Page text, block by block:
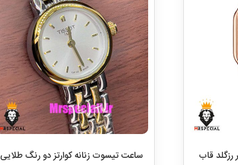
رزگلد قاب
ساعت تیسوت زنانه کوارتز دو رنگ طلایی